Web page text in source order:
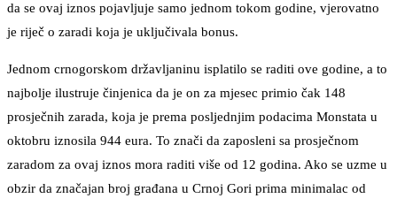
da se ovaj iznos pojavljuje samo jednom tokom godine, vjerovatno
je riječ o zaradi koja je uključivala bonus.
Jednom crnogorskom državljaninu isplatilo se raditi ove godine, a to
najbolje ilustruje činjenica da je on za mjesec primio čak 148
prosječnih zarada, koja je prema posljednjim podacima Monstata u
oktobru iznosila 944 eura. To znači da zaposleni sa prosječnom
zaradom za ovaj iznos mora raditi više od 12 godina. Ako se uzme u
obzir da značajan broj građana u Crnoj Gori prima minimalac od